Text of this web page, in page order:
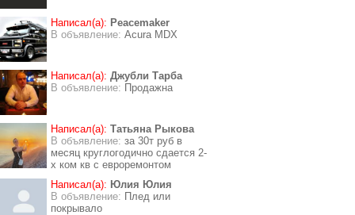
Написал(а): Peacemaker
В объявление: Acura MDX
Написал(а): Джубли Тарба
В объявление: Продажна
Написал(а): Татьяна Рыкова
В объявление: за 30т руб в
месяц круглогодично сдается 2-
х ком кв с евроремонтом
Написал(а): Юлия Юлия
В объявление: Плед или
покрывало